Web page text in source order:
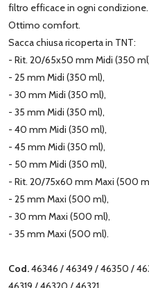
filtro efficace in ogni condizione.
Ottimo comfort.
Sacca chiusa ricoperta in TNT:
- Rit. 20/65x50 mm Midi (350
- 25 mm Midi (350 ml),
- 30 mm Midi (350 ml),
- 35 mm Midi (350 ml),
- 40 mm Midi (350 ml),
- 45 mm Midi (350 ml),
- 50 mm Midi (350 ml),
- Rit. 20/75x60 mm Maxi (500
- 25 mm Maxi (500 ml),
- 30 mm Maxi (500 ml),
- 35 mm Maxi (500 ml).
Cod.46346 / 46349 / 46350 /